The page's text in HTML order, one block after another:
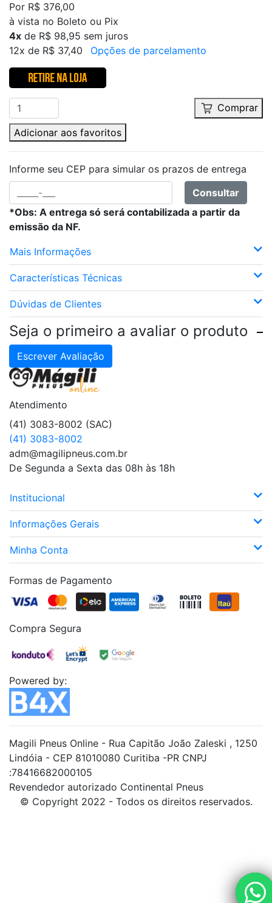
Por R$ 376,00
à vista no Boleto ou Pix
4x de R$ 98,95 sem juros
12x de R$ 37,40
Opções de parcelamento
Comprar
Adicionar aos favoritos
Informe seu CEP para simular os prazos de entrega
Consultar
*Obs: A entrega só será contabilizada a partir da
emissão da NF.
Mais Informações
Características Técnicas
Dúvidas de Clientes
Seja o primeiro a avaliar o produto
Escrever Avaliação
Atendimento
(41) 3083-8002 (SAC)
(41) 3083-8002
adm@magilipneus.com.br
De Segunda a Sexta das 08h às 18h
Institucional
Informações Gerais
Minha Conta
Formas de Pagamento
Compra Segura
Powered by:
Magili Pneus Online - Rua Capitão João Zaleski , 1250
Lindóia - CEP 81010080 Curitiba -PR CNPJ
:78416682000105
Revendedor autorizado Continental Pneus
© Copyright 2022 - Todos os direitos reservados.